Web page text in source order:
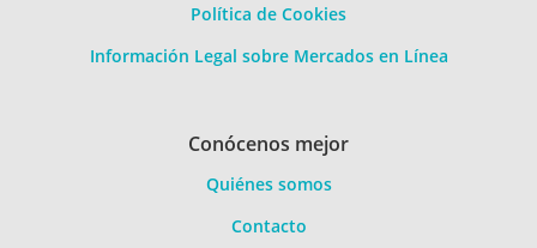
Política de Cookies
Información Legal sobre Mercados en Línea
Conócenos mejor
Quiénes somos
Contacto